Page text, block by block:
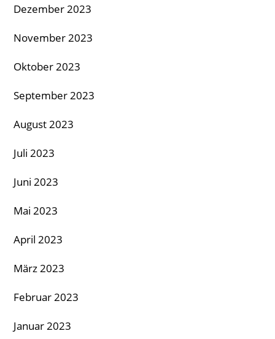
Dezember 2023
November 2023
Oktober 2023
September 2023
August 2023
Juli 2023
Juni 2023
Mai 2023
April 2023
März 2023
Februar 2023
Januar 2023